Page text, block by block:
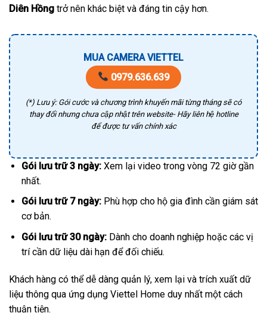
Diên Hồng trở nên khác biệt và đáng tin cậy hơn.
MUA CAMERA VIETTEL
0979.636.639
(*) Lưu ý: Gói cước và chương trình khuyến mãi từng tháng sẽ có
thay đổi nhưng chưa cập nhật trên website- Hãy liên hệ hotline
để được tư vấn chính xác
Gói lưu trữ 3 ngày:Xem lại video trong vòng 72 giờ gần
nhất.
Gói lưu trữ 7 ngày:Phù hợp cho hộ gia đình cần giám sát
cơ bản.
Gói lưu trữ 30 ngày:Dành cho doanh nghiệp hoặc các vị
trí cần dữ liệu dài hạn để đối chiếu.
Khách hàng có thể dễ dàng quản lý, xem lại và trích xuất dữ
liệu thông qua ứng dụng Viettel Home duy nhất một cách
thuận tiện.